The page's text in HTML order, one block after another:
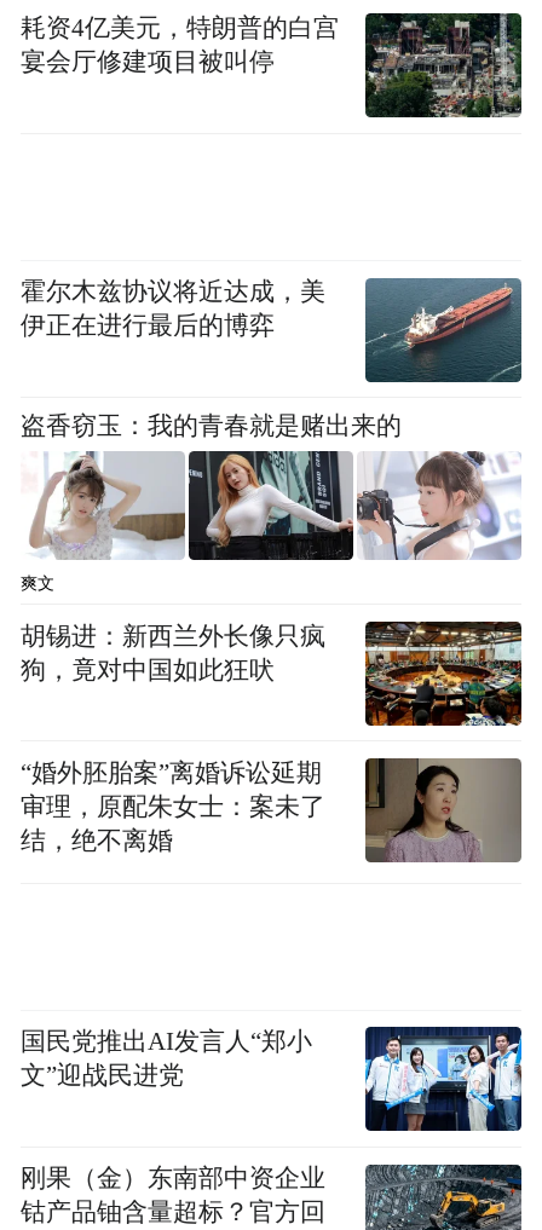
耗资4亿美元，特朗普的白宫
宴会厅修建项目被叫停
霍尔木兹协议将近达成，美
伊正在进行最后的博弈
盗香窃玉：我的青春就是赌出来的
爽文
胡锡进：新西兰外长像只疯
狗，竟对中国如此狂吠
“婚外胚胎案”离婚诉讼延期
审理，原配朱女士：案未了
结，绝不离婚
国民党推出AI发言人“郑小
文”迎战民进党
刚果（金）东南部中资企业
钴产品铀含量超标？官方回